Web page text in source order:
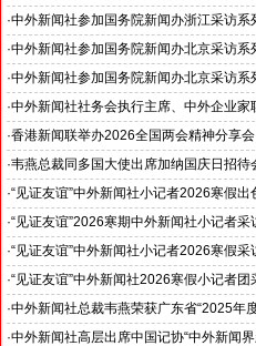
国之交在于民相亲, 民相亲在于心相通
·中外新闻社参加国务院新闻办浙江采访系
推动科技创新和产业创新深度融合
·中外新闻社参加国务院新闻办北京采访系
见证科技创新和产业创新高质量发展
·中外新闻社参加国务院新闻办北京采访系
北京人形机器人创新中心打造具有全球影
·中外新闻社社务会执行主席、中外企业
证仪式在香港举行
·香港新闻联举办2026全国两会精神分享会
·韦燕总裁同多国大使出席加纳国庆日招待
·“见证友谊”中外新闻社小记者2026寒假
斯洛伐克驻华大使莱齐亚克阁下为小记者
官)”证书
·“见证友谊”2026寒期中外新闻社小记者
十分享受在中国的时光……”
·“见证友谊”中外新闻社小记者2026寒假
奥阁下: 期待两国青少年成为发展中佛友
·“见证友谊”中外新闻社2026寒假小记者
罗斯文化中心主任吴丹娜女士: “中俄关系
·中外新闻社总裁韦燕荣获广东省“2025年
·中外新闻社高层出席中国记协“中外新闻